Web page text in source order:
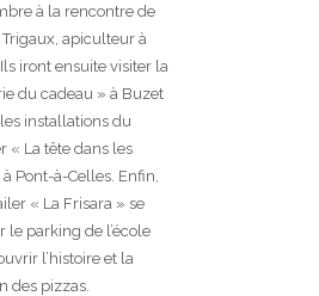
à la rencontre de
apiculteur à
iront ensuite visiter la
du cadeau » à Buzet
installations du
« La tête dans les
Pont-à-Celles. Enfin,
« La Frisara » se
le parking de l’école
l’histoire et la
des pizzas.